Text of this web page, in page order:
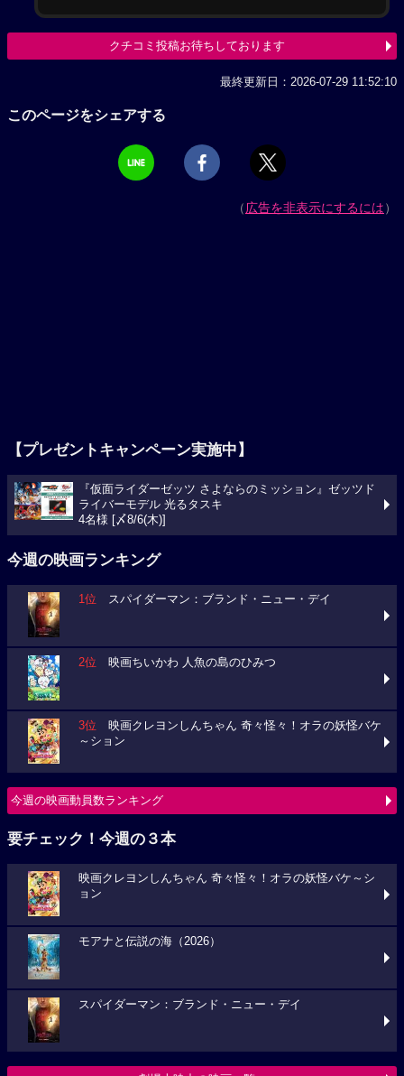
クチコミ投稿お待ちしております
最終更新日：2026-07-29 11:52:10
このページをシェアする
（広告を非表示にするには）
【プレゼントキャンペーン実施中】
『仮面ライダーゼッツ さよならのミッション』ゼッツド
ライバーモデル 光るタスキ
4名様 [〆8/6(木)]
今週の映画ランキング
1位 スパイダーマン：ブランド・ニュー・デイ
2位 映画ちいかわ 人魚の島のひみつ
3位 映画クレヨンしんちゃん 奇々怪々！オラの妖怪バケ
～ション
今週の映画動員数ランキング
要チェック！今週の３本
映画クレヨンしんちゃん 奇々怪々！オラの妖怪バケ～シ
ョン
モアナと伝説の海（2026）
スパイダーマン：ブランド・ニュー・デイ